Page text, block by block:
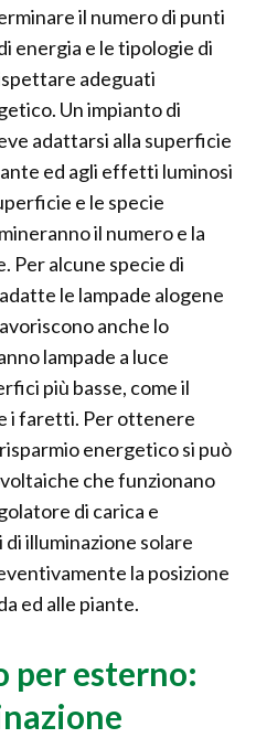
il numero di punti
energia e le tipologie di
adeguati
Un impianto di
adattarsi alla superficie
ed agli effetti luminosi
e le specie
il numero e la
Per alcune specie di
le lampade alogene
anche lo
lampade a luce
più basse, come il
i faretti. Per ottenere
energetico si può
che funzionano
di carica e
illuminazione solare
la posizione
ed alle piante.
per esterno: